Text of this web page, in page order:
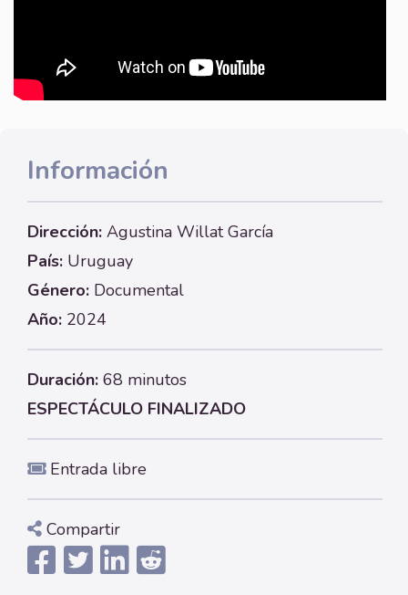
Información
Dirección: Agustina Willat García
País: Uruguay
Género: Documental
Año: 2024
Duración: 68 minutos
ESPECTÁCULO FINALIZADO
Entrada libre
Compartir